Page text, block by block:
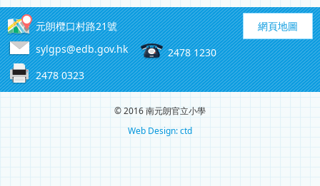
網頁地圖
元朗欖口村路21號
sylgps@edb.gov.hk
2478 1230
2478 0323
© 2016 南元朗官立小學
Web Design: ctd